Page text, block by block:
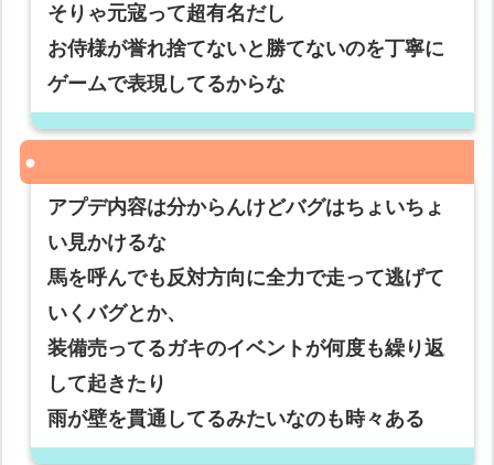
そりゃ元寇って超有名だし
お侍様が誉れ捨てないと勝てないのを丁寧に
ゲームで表現してるからな
アプデ内容は分からんけどバグはちょいちょ
い見かけるな
馬を呼んでも反対方向に全力で走って逃げて
いくバグとか、
装備売ってるガキのイベントが何度も繰り返
して起きたり
雨が壁を貫通してるみたいなのも時々ある